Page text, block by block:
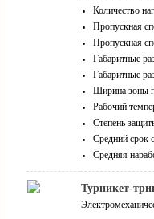
Количество
Пропускная
Пропускная
Габаритные
Габаритные
Ширина зоны
Рабочий
Степень
Средний срок
Средняя
Турникет-